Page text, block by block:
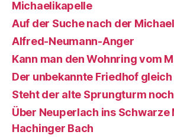
Michaelikapelle
Auf der Suche nach der
Alfred-Neumann-Anger
Kann man den Wohnring vom
Der unbekannte Friedhof
Steht der alte Sprungturm
Über Neuperlach ins Schwarze
Hachinger Bach